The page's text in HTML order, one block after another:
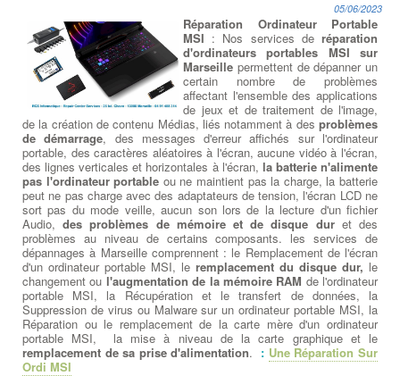
05/06/2023
Réparation Ordinateur Portable
MSI : Nos services de réparation
d'ordinateurs portables MSI sur
Marseille permettent de dépanner un
certain nombre de problèmes
affectant l'ensemble des applications
de jeux et de traitement de l'image,
de la création de contenu Médias, liés notamment à des problèmes
de démarrage, des messages d'erreur affichés sur l'ordinateur
portable, des caractères aléatoires à l'écran, aucune vidéo à l'écran,
des lignes verticales et horizontales à l'écran, la batterie n'alimente
pas l'ordinateur portable ou ne maintient pas la charge, la batterie
peut ne pas charge avec des adaptateurs de tension, l'écran LCD ne
sort pas du mode veille, aucun son lors de la lecture d'un fichier
Audio,des problèmes de mémoire et de disque duret des
problèmes au niveau de certains composants. les services de
dépannages à Marseille comprennent : le Remplacement de l'écran
d'un ordinateur portable MSI, le remplacement du disque dur, le
changement ou l'augmentation de la mémoire RAM de l'ordinateur
portable MSI, la Récupération et le transfert de données, la
Suppression de virus ou Malware sur un ordinateur portable MSI, la
Réparation ou le remplacement de la carte mère d'un ordinateur
portable MSI, la mise à niveau de la carte graphique et le
remplacement de sa prise d'alimentation. : Une Réparation Sur
Ordi MSI